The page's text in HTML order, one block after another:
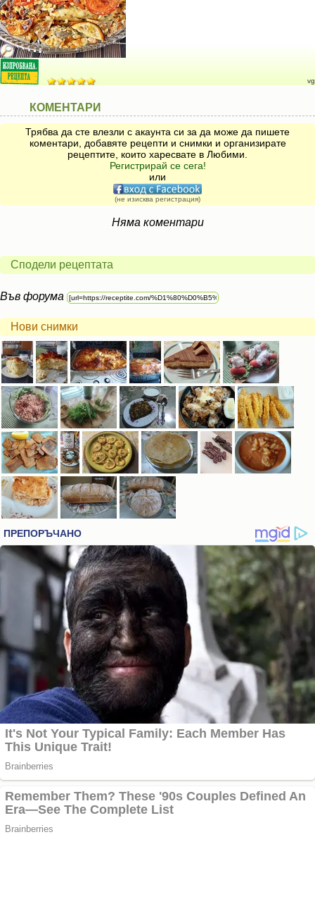
vg
КОМЕНТАРИ
Трябва да сте влезли с акаунта си за да може да пишете
коментари, добавяте рецепти и снимки и организирате
рецептите, които харесвате в Любими.
Регистрирай се сега!
или
(не изисква регистрация)
Няма коментари
Сподели рецептата
Във форума
Нови снимки